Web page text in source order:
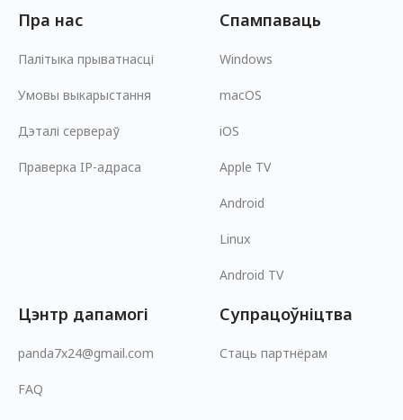
Пра нас
Палітыка прыватнасці
Умовы выкарыстання
Дэталі сервераў
Праверка IP-адраса
Спампаваць
Windows
macOS
iOS
Apple TV
Android
Linux
Android TV
Цэнтр дапамогі
panda7x24@gmail.com
FAQ
Супрацоўніцтва
Стаць партнёрам